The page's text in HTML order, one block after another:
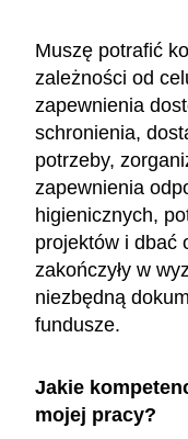
Muszę potrafić
zależności od
zapewnienia
schronienia,
potrzeby,
zapewnienia
higienicznych,
projektów i dbać
zakończyły w
niezbędną
fundusze.
Jakie
mojej pracy?